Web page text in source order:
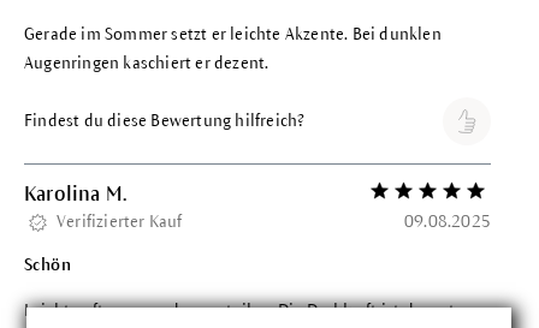
Gerade im Sommer setzt er leichte Akzente. Bei dunklen
Augenringen kaschiert er dezent.
Findest du diese Bewertung hilfreich?
Karolina M. Bewertung mit 5
Verifizierter Kauf 09.08.2025
Schön
Leicht auftragen und zu verteilen. Die Deckkraft ist dezent,